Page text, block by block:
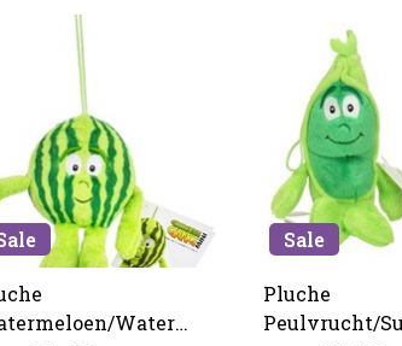
Watermelon
Sale
Pluche
Peulvrucht/